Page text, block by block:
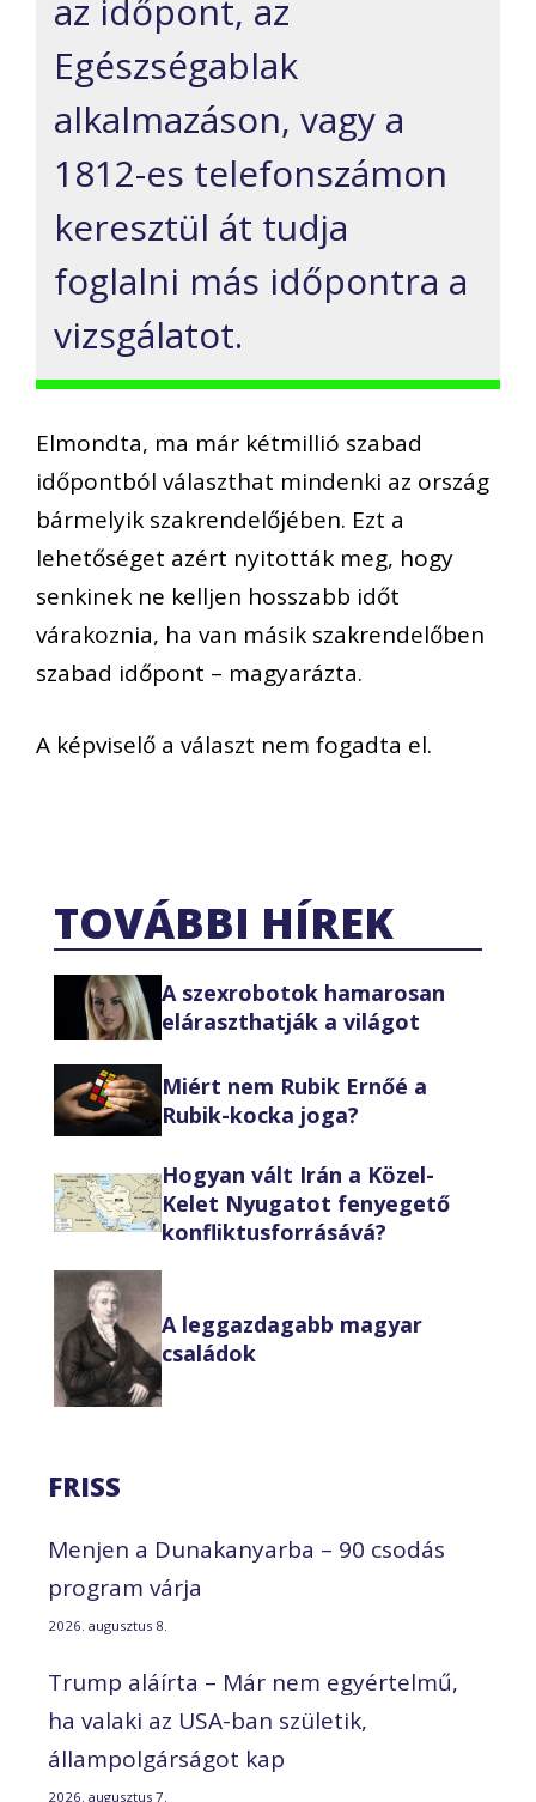
az időpont, az
Egészségablak
alkalmazáson, vagy a
1812-es telefonszámon
keresztül át tudja
foglalni más időpontra a
vizsgálatot.
Elmondta, ma már kétmillió szabad
időpontból választhat mindenki az ország
bármelyik szakrendelőjében. Ezt a
lehetőséget azért nyitották meg, hogy
senkinek ne kelljen hosszabb időt
várakoznia, ha van másik szakrendelőben
szabad időpont – magyarázta.
A képviselő a választ nem fogadta el.
TOVÁBBI HÍREK
A szexrobotok hamarosan
eláraszthatják a világot
Miért nem Rubik Ernőé a
Rubik-kocka joga?
Hogyan vált Irán a Közel-
Kelet Nyugatot fenyegető
konfliktusforrásává?
A leggazdagabb magyar
családok
FRISS
Menjen a Dunakanyarba – 90 csodás
program várja
2026. augusztus 8.
Trump aláírta – Már nem egyértelmű,
ha valaki az USA-ban születik,
állampolgárságot kap
2026. augusztus 7.